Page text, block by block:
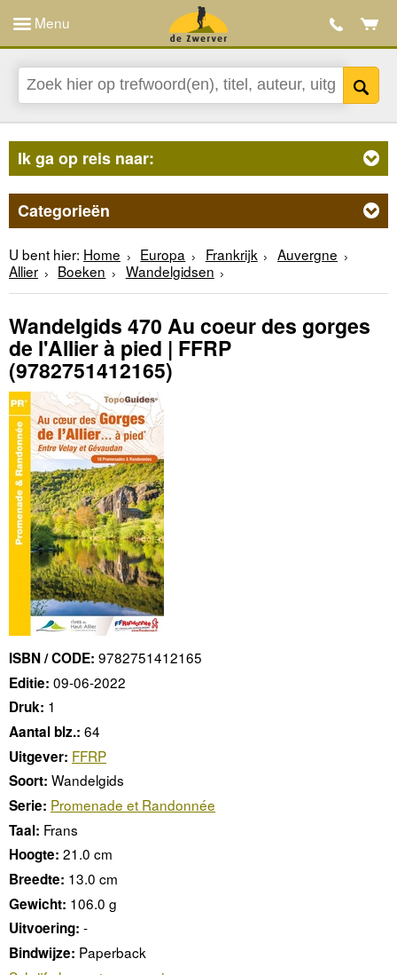
Menu
Ik ga op reis naar:
Categorieën
U bent hier: Home Europa Frankrijk
Auvergne
Allier
Boeken Wandelgidsen
Wandelgids 470 Au coeur des gorges
de l'Allier à pied | FFRP
(9782751412165)
ISBN / CODE: 9782751412165
Editie: 09-06-2022
Druk: 1
Aantal blz.: 64
Uitgever: FFRP
Soort: Wandelgids
Serie: Promenade et Randonnée
Taal: Frans
Hoogte: 21.0 cm
Breedte: 13.0 cm
Gewicht: 106.0 g
Uitvoering: -
Bindwijze: Paperback